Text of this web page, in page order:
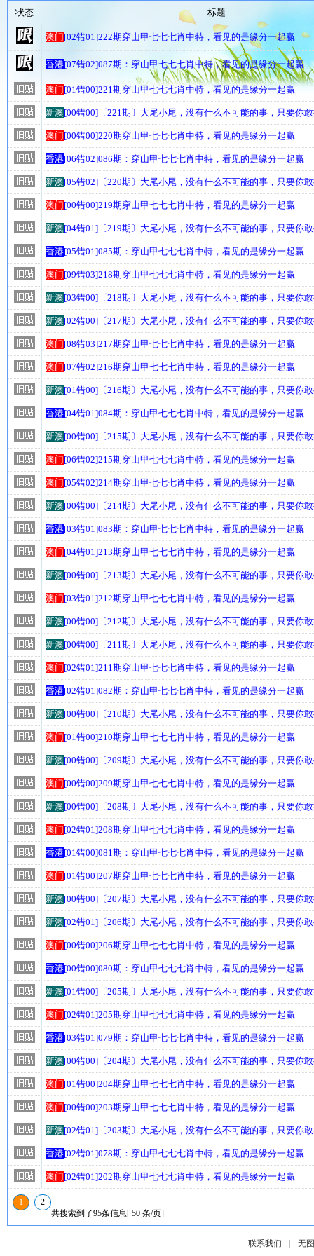
状态 标题
澳门[02错01]222期穿山甲七七七肖中特，看见的是缘分一起赢
香港[07错02]087期：穿山甲七七七肖中特，看见的是缘分一起赢
澳门[01错00]221期穿山甲七七七肖中特，看见的是缘分一起赢
新澳[00错00]〔221期〕大尾小尾，没有什么不可能的事，只要你
澳门[00错00]220期穿山甲七七七肖中特，看见的是缘分一起赢
香港[06错02]086期：穿山甲七七七肖中特，看见的是缘分一起赢
新澳[05错02]〔220期〕大尾小尾，没有什么不可能的事，只要你
澳门[00错00]219期穿山甲七七七肖中特，看见的是缘分一起赢
新澳[04错01]〔219期〕大尾小尾，没有什么不可能的事，只要你
香港[05错01]085期：穿山甲七七七肖中特，看见的是缘分一起赢
澳门[09错03]218期穿山甲七七七肖中特，看见的是缘分一起赢
新澳[03错00]〔218期〕大尾小尾，没有什么不可能的事，只要你
新澳[02错00]〔217期〕大尾小尾，没有什么不可能的事，只要你
澳门[08错03]217期穿山甲七七七肖中特，看见的是缘分一起赢
澳门[07错02]216期穿山甲七七七肖中特，看见的是缘分一起赢
新澳[01错00]〔216期〕大尾小尾，没有什么不可能的事，只要你
香港[04错01]084期：穿山甲七七七肖中特，看见的是缘分一起赢
新澳[00错00]〔215期〕大尾小尾，没有什么不可能的事，只要你
澳门[06错02]215期穿山甲七七七肖中特，看见的是缘分一起赢
澳门[05错02]214期穿山甲七七七肖中特，看见的是缘分一起赢
新澳[00错00]〔214期〕大尾小尾，没有什么不可能的事，只要你
香港[03错01]083期：穿山甲七七七肖中特，看见的是缘分一起赢
澳门[04错01]213期穿山甲七七七肖中特，看见的是缘分一起赢
新澳[00错00]〔213期〕大尾小尾，没有什么不可能的事，只要你
澳门[03错01]212期穿山甲七七七肖中特，看见的是缘分一起赢
新澳[00错00]〔212期〕大尾小尾，没有什么不可能的事，只要你
新澳[00错00]〔211期〕大尾小尾，没有什么不可能的事，只要你
澳门[02错01]211期穿山甲七七七肖中特，看见的是缘分一起赢
香港[02错01]082期：穿山甲七七七肖中特，看见的是缘分一起赢
新澳[00错00]〔210期〕大尾小尾，没有什么不可能的事，只要你
澳门[01错00]210期穿山甲七七七肖中特，看见的是缘分一起赢
新澳[00错00]〔209期〕大尾小尾，没有什么不可能的事，只要你
澳门[00错00]209期穿山甲七七七肖中特，看见的是缘分一起赢
新澳[00错00]〔208期〕大尾小尾，没有什么不可能的事，只要你
澳门[02错01]208期穿山甲七七七肖中特，看见的是缘分一起赢
香港[01错00]081期：穿山甲七七七肖中特，看见的是缘分一起赢
澳门[01错00]207期穿山甲七七七肖中特，看见的是缘分一起赢
新澳[00错00]〔207期〕大尾小尾，没有什么不可能的事，只要你
新澳[02错01]〔206期〕大尾小尾，没有什么不可能的事，只要你
澳门[00错00]206期穿山甲七七七肖中特，看见的是缘分一起赢
香港[00错00]080期：穿山甲七七七肖中特，看见的是缘分一起赢
新澳[01错00]〔205期〕大尾小尾，没有什么不可能的事，只要你
澳门[02错01]205期穿山甲七七七肖中特，看见的是缘分一起赢
香港[03错01]079期：穿山甲七七七肖中特，看见的是缘分一起赢
新澳[00错00]〔204期〕大尾小尾，没有什么不可能的事，只要你
澳门[01错00]204期穿山甲七七七肖中特，看见的是缘分一起赢
澳门[00错00]203期穿山甲七七七肖中特，看见的是缘分一起赢
新澳[02错01]〔203期〕大尾小尾，没有什么不可能的事，只要你
香港[02错01]078期：穿山甲七七七肖中特，看见的是缘分一起赢
澳门[02错01]202期穿山甲七七七肖中特，看见的是缘分一起赢
1
2
共搜索到了95条信息[ 50 条/页]
联系我们 | 无